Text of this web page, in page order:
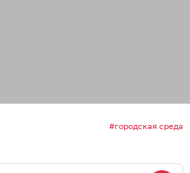
городская среда